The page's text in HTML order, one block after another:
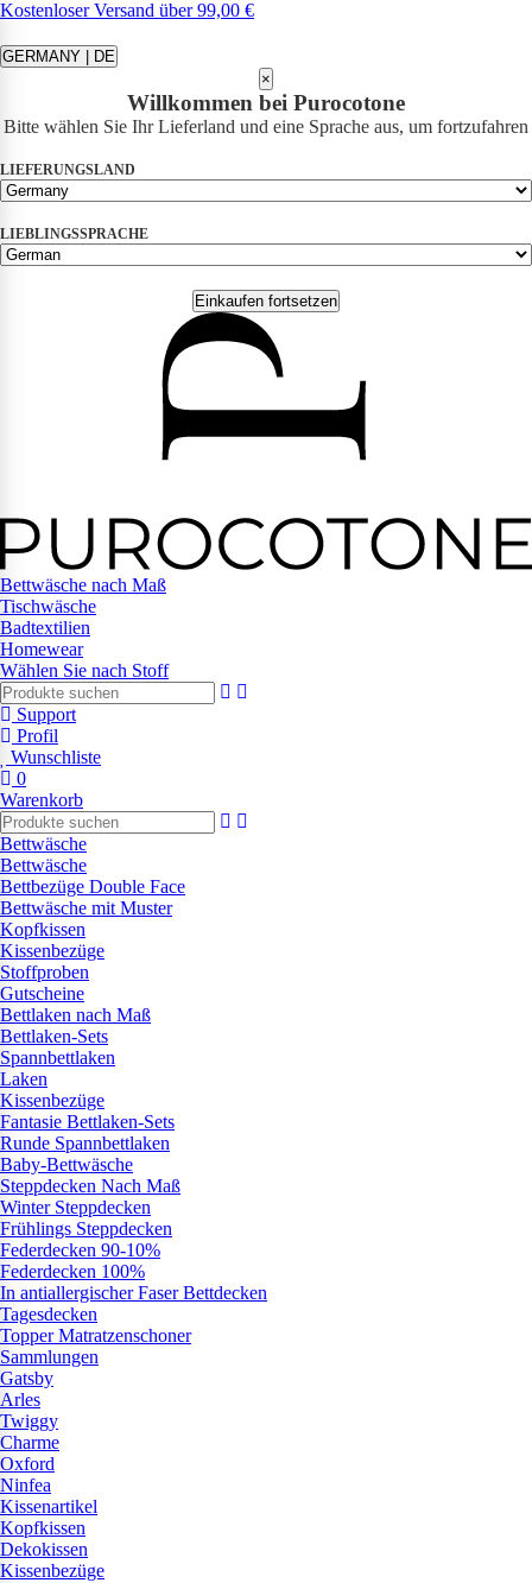
Kostenloser Versand über 99,00 €
GERMANY | DE
×
Willkommen bei Purocotone
Bitte wählen Sie Ihr Lieferland und eine Sprache aus, um fortzufahren
LIEFERUNGSLAND
LIEBLINGSSPRACHE
Einkaufen fortsetzen
Bettwäsche nach Maß
Tischwäsche
Badtextilien
Homewear
Wählen Sie nach Stoff
Support
Profil
Wunschliste
0
Warenkorb
Bettwäsche
Bettwäsche
Bettbezüge Double Face
Bettwäsche mit Muster
Kopfkissen
Kissenbezüge
Stoffproben
Gutscheine
Bettlaken nach Maß
Bettlaken-Sets
Spannbettlaken
Laken
Kissenbezüge
Fantasie Bettlaken-Sets
Runde Spannbettlaken
Baby-Bettwäsche
Steppdecken Nach Maß
Winter Steppdecken
Frühlings Steppdecken
Federdecken 90-10%
Federdecken 100%
In antiallergischer Faser Bettdecken
Tagesdecken
Topper Matratzenschoner
Sammlungen
Gatsby
Arles
Twiggy
Charme
Oxford
Ninfea
Kissenartikel
Kopfkissen
Dekokissen
Kissenbezüge